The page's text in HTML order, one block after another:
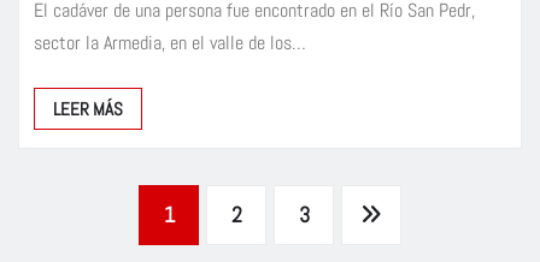
El cadáver de una persona fue encontrado en el Río San Pedr,
sector la Armedia, en el valle de los…
LEER MÁS
Paginación
1 2 3